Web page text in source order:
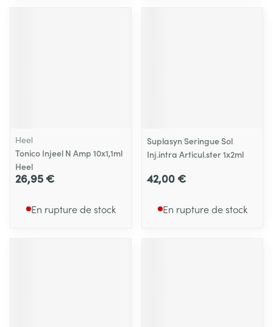
Heel
Tonico Injeel N Amp 10x1,1ml
Heel
26,95 €
En rupture de stock
Suplasyn Seringue Sol
Inj.intra Articul.ster 1x2ml
42,00 €
En rupture de stock